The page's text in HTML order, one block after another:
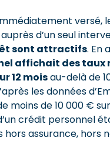
versé,
d’un seul
sont attractifs. En
affichait des taux
12 moisau-delà de
les données
moins de 10 000 €
crédit personnel
hors assurance, hors